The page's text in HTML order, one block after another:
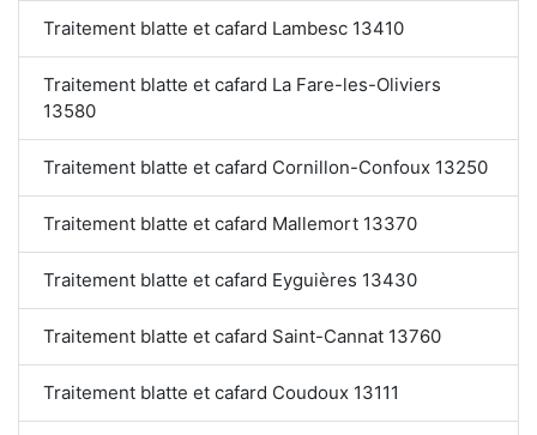
Traitement blatte et cafard Lambesc 13410
Traitement blatte et cafard La Fare-les-Oliviers
13580
Traitement blatte et cafard Cornillon-Confoux 13250
Traitement blatte et cafard Mallemort 13370
Traitement blatte et cafard Eyguières 13430
Traitement blatte et cafard Saint-Cannat 13760
Traitement blatte et cafard Coudoux 13111